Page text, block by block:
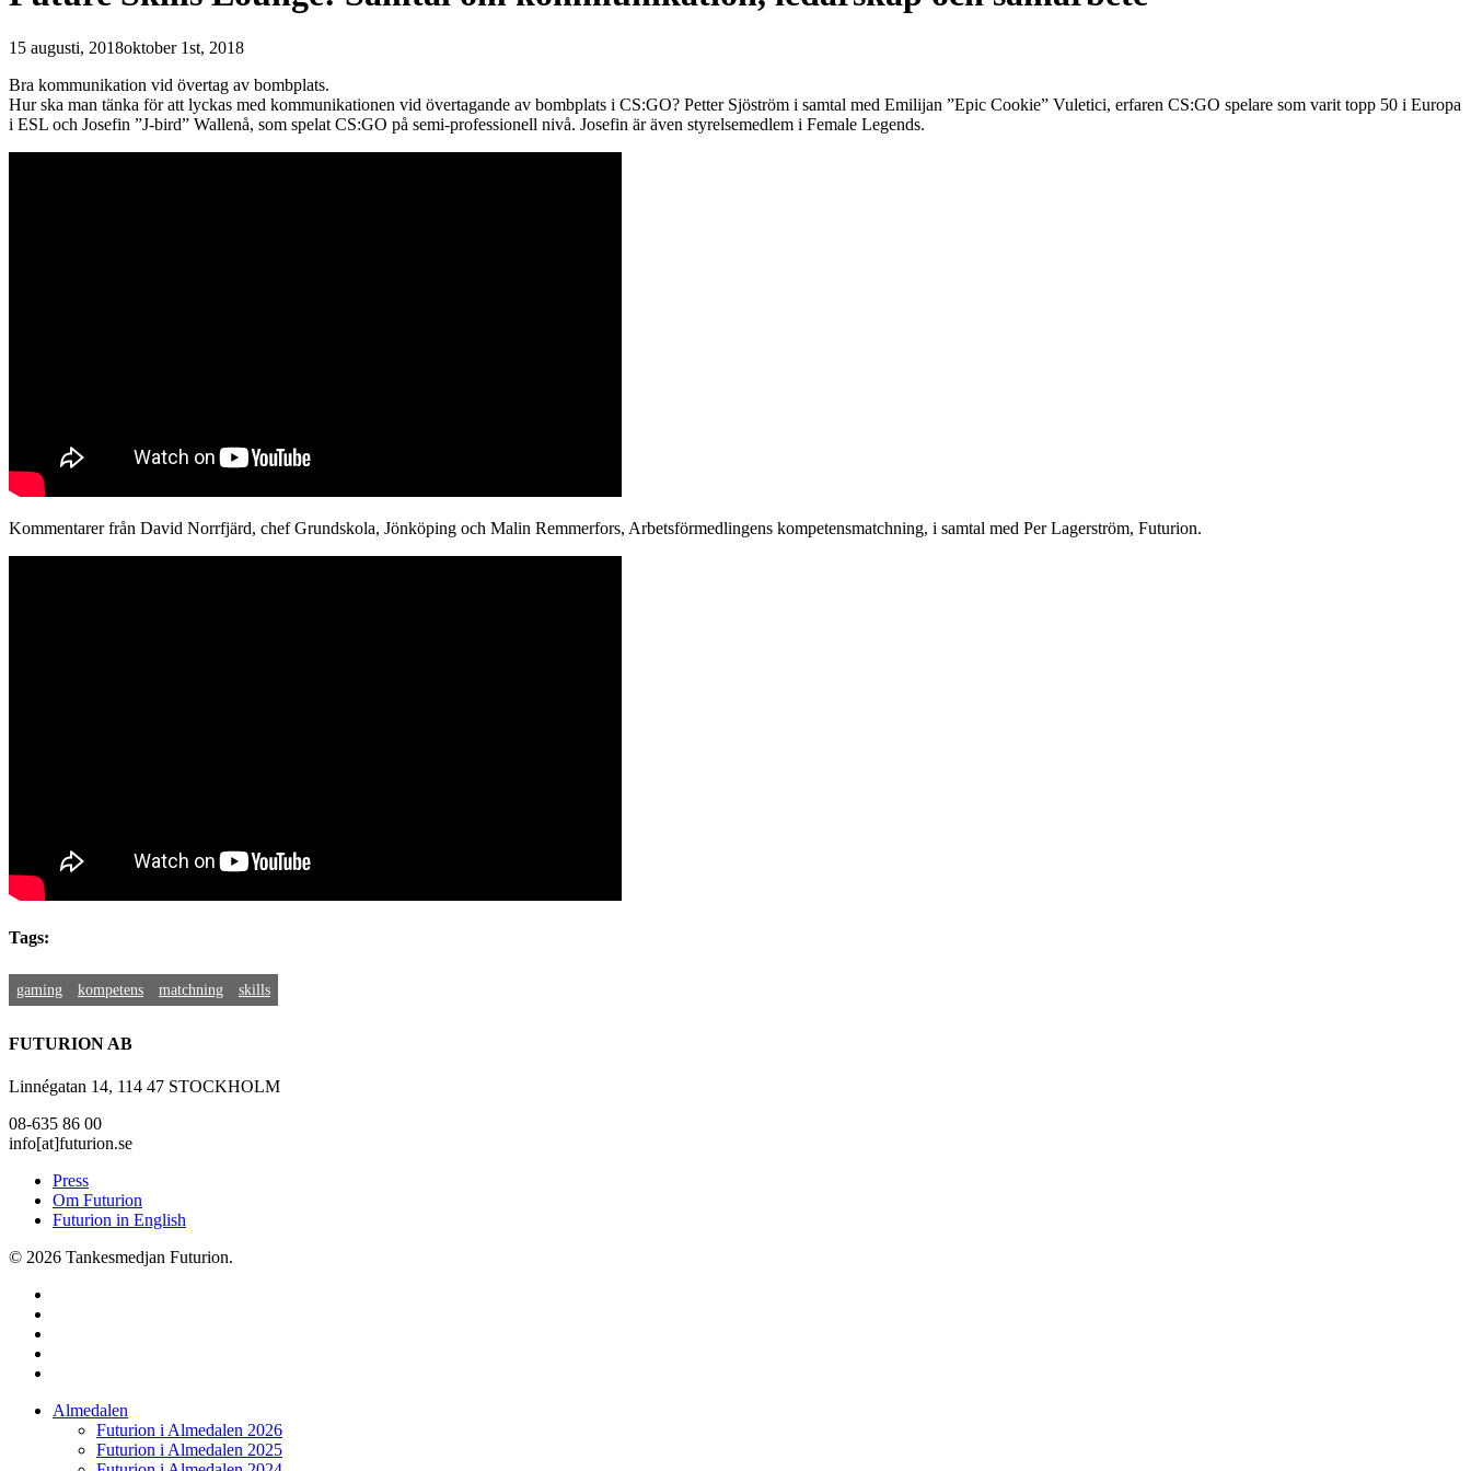
15 augusti, 2018oktober 1st, 2018
Bra kommunikation vid övertag av bombplats.
Hur ska man tänka för att lyckas med kommunikationen vid övertagande av bombplats i CS:GO? Petter Sjöström i samtal med Emilijan ”Epic Cookie” Vuletici, erfaren CS:GO spelare som varit topp 50 i Europa
i ESL och Josefin ”J-bird” Wallenå, som spelat CS:GO på semi-professionell nivå. Josefin är även styrelsemedlem i Female Legends.
Kommentarer från David Norrfjärd, chef Grundskola, Jönköping och Malin Remmerfors, Arbetsförmedlingens kompetensmatchning, i samtal med Per Lagerström, Futurion.
Tags:
gaming kompetens matchning skills
FUTURION AB
Linnégatan 14, 114 47 STOCKHOLM
08-635 86 00
info[at]futurion.se
Press
Om Futurion
Futurion in English
© 2026 Tankesmedjan Futurion.
Close
Almedalen
Futurion i Almedalen 2026
Futurion i Almedalen 2025